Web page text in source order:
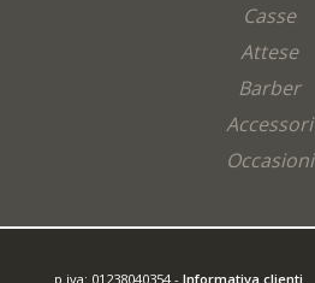
Casse
Attese
Barber
Accessori
Occasioni
p.iva: 01238040354 - Informativa clienti